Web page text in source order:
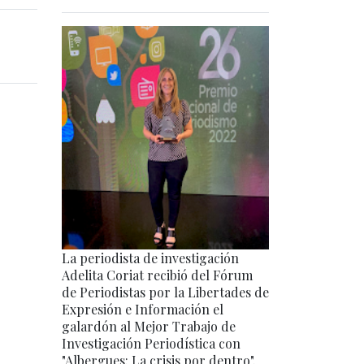
La periodista de investigación
Adelita Coriat recibió del Fórum
de Periodistas por la Libertades de
Expresión e Información el
galardón al Mejor Trabajo de
Investigación Periodística con
"Albergues: La crisis por dentro".